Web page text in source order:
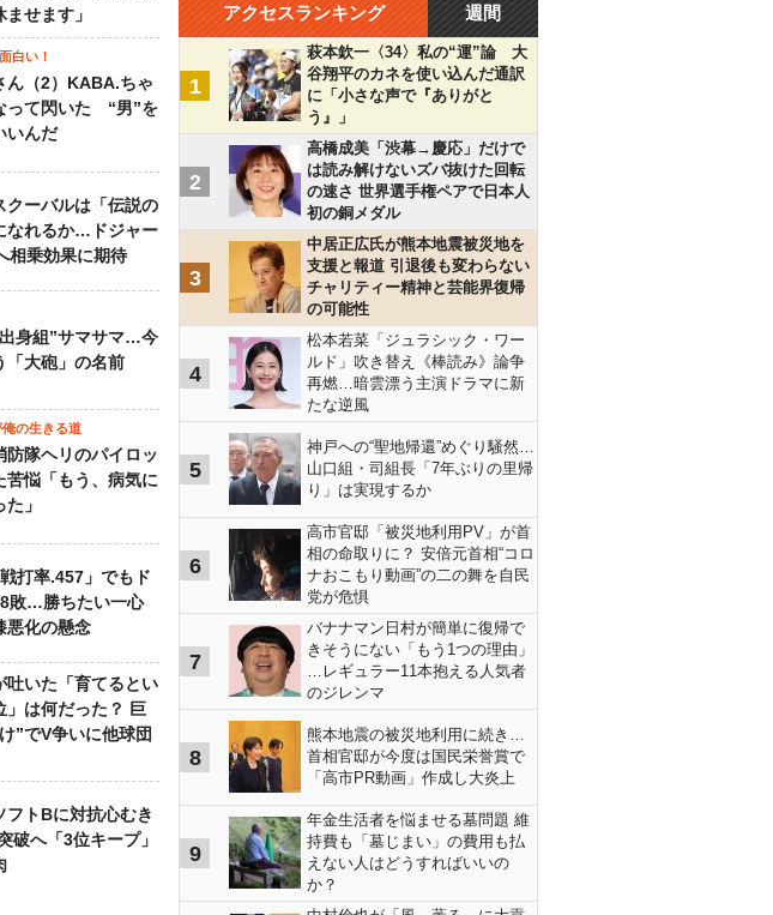
せます」
白い！
ん（2）KABA.ちゃ
って閃いた “男”を
いんだ
クーバルは「伝説の
なれるか…ドジャー
相乗効果に期待
身組”サマサマ…今
「大砲」の名前
の生きる道
防隊ヘリのパイロッ
苦悩「もう、病気に
」
打率.457」でもド
敗…勝ちたい一心
悪化の懸念
吐いた「育てるとい
」は何だった？ 巨
”でV争いに他球団
フトBに対抗心むき
破へ「3位キープ」
アクセスランキング 週間
1
萩本欽一〈34〉私の“運”論 大
谷翔平のカネを使い込んだ通訳
に「小さな声で『ありがと
う』」
2
高橋成美「渋幕→慶応」だけで
は読み解けないズバ抜けた回転
の速さ 世界選手権ペアで日本人
初の銅メダル
3
中居正広氏が熊本地震被災地を
支援と報道 引退後も変わらない
チャリティー精神と芸能界復帰
の可能性
4
松本若菜「ジュラシック・ワー
ルド」吹き替え《棒読み》論争
再燃…暗雲漂う主演ドラマに新
たな逆風
5
神戸への“聖地帰還”めぐり騒然…
山口組・司組長「7年ぶりの里帰
り」は実現するか
6
高市官邸「被災地利用PV」が首
相の命取りに？ 安倍元首相“コロ
ナおこもり動画”の二の舞を自民
党が危惧
7
バナナマン日村が簡単に復帰で
きそうにない「もう1つの理由」
…レギュラー11本抱える人気者
のジレンマ
8
熊本地震の被災地利用に続き…
首相官邸が今度は国民栄誉賞で
「高市PR動画」作成し大炎上
9
年金生活者を悩ませる墓問題 維
持費も「墓じまい」の費用も払
えない人はどうすればいいの
か？